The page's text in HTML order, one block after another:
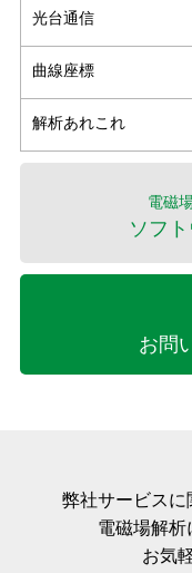
光台通信
曲線座標
解析あれこれ
電磁
ソフ
お問
弊社サービスに
電磁場解析
お気